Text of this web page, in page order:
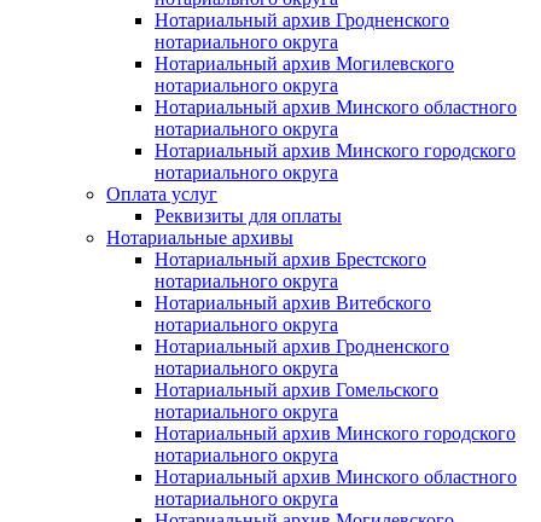
Нотариальный архив Гродненского
нотариального округа
Нотариальный архив Могилевского
нотариального округа
Нотариальный архив Минского областного
нотариального округа
Нотариальный архив Минского городского
нотариального округа
Оплата услуг
Реквизиты для оплаты
Нотариальные архивы
Нотариальный архив Брестского
нотариального округа
Нотариальный архив Витебского
нотариального округа
Нотариальный архив Гродненского
нотариального округа
Нотариальный архив Гомельского
нотариального округа
Нотариальный архив Минского городского
нотариального округа
Нотариальный архив Минского областного
нотариального округа